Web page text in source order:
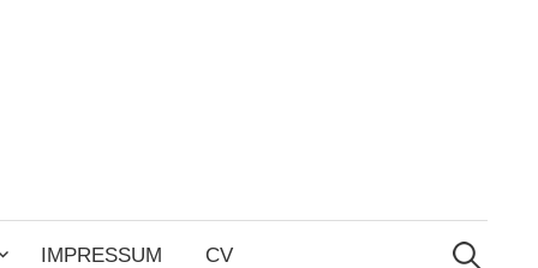
IMPRESSUM CV
Search
for: